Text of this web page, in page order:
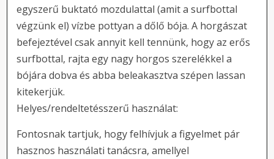
egyszerű buktató mozdulattal (amit a surfbottal
végzünk el) vízbe pottyan a dőlő bója. A horgászat
befejeztével csak annyit kell tennünk, hogy az erős
surfbottal, rajta egy nagy horgos szerelékkel a
bójára dobva és abba beleakasztva szépen lassan
kitekerjük.
Helyes/rendeltetésszerű használat:
Fontosnak tartjuk, hogy felhívjuk a figyelmet pár
hasznos használati tanácsra, amellyel